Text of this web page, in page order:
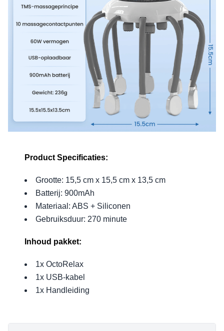
Product Specificaties:
Grootte: 15,5 cm x 15,5 cm x 13,5 cm
Batterij: 900mAh
Materiaal: ABS + Siliconen
Gebruiksduur: 270 minute
Inhoud pakket:
1x OctoRelax
1x USB-kabel
1x Handleiding